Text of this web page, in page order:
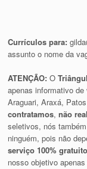
Currículos para:
assunto o nome da
ATENÇÃO: O
apenas informativo
Araguari, Araxá,
contratamos,não
seletivos, nós
ninguém, pois não
serviço 100% gratuito
nosso objetivo